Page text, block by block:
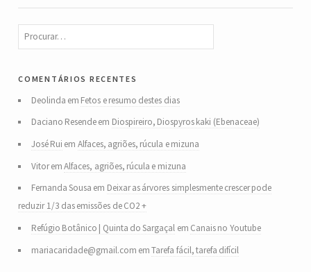
comentários recentes
Deolinda em Fetos e resumo destes dias
Daciano Resendeem Diospireiro, Diospyros kaki (Ebenaceae)
José Rui em Alfaces, agriões, rúcula e mizuna
VitoremAlfaces, agriões, rúcula e mizuna
Fernanda Sousa em Deixar as árvores simplesmente crescer pode
reduzir 1/3 das emissões de CO2 +
Refúgio Botânico | Quinta do Sargaçal em Canais no Youtube
mariacaridade@gmail.com emTarefa fácil, tarefa difícil